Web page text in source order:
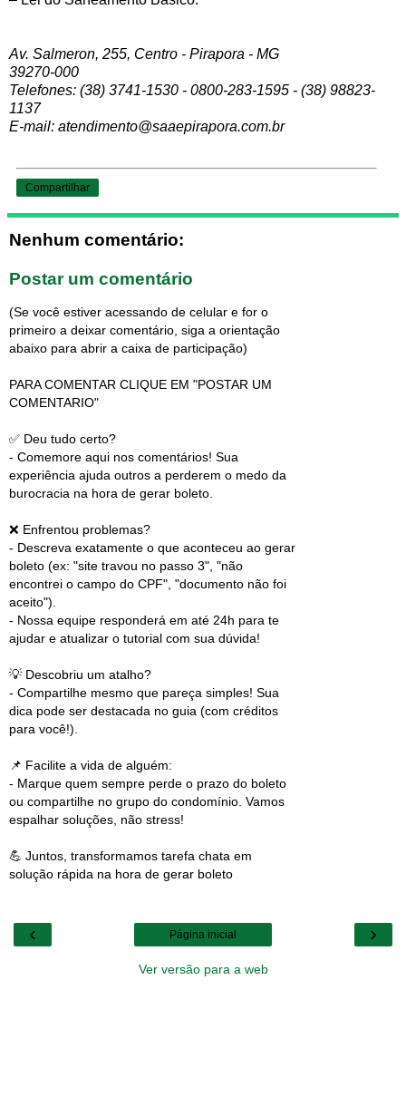
Av. Salmeron, 255, Centro - Pirapora - MG
39270-000
Telefones: (38) 3741-1530 - 0800-283-1595 - (38) 98823-
1137
E-mail: atendimento@saaepirapora.com.br
Compartilhar
Nenhum comentário:
Postar um comentário
(Se você estiver acessando de celular e for o
primeiro a deixar comentário, siga a orientação
abaixo para abrir a caixa de participação)
PARA COMENTAR CLIQUE EM "POSTAR UM
COMENTARIO"
✅ Deu tudo certo?
- Comemore aqui nos comentários! Sua
experiência ajuda outros a perderem o medo da
burocracia na hora de gerar boleto.
❌ Enfrentou problemas?
- Descreva exatamente o que aconteceu ao gerar
boleto (ex: "site travou no passo 3", "não
encontrei o campo do CPF", "documento não foi
aceito").
- Nossa equipe responderá em até 24h para te
ajudar e atualizar o tutorial com sua dúvida!
💡 Descobriu um atalho?
- Compartilhe mesmo que pareça simples! Sua
dica pode ser destacada no guia (com créditos
para você!).
📌 Facilite a vida de alguém:
- Marque quem sempre perde o prazo do boleto
ou compartilhe no grupo do condomínio. Vamos
espalhar soluções, não stress!
💪 Juntos, transformamos tarefa chata em
solução rápida na hora de gerar boleto
‹ ›
Página inicial
Ver versão para a web